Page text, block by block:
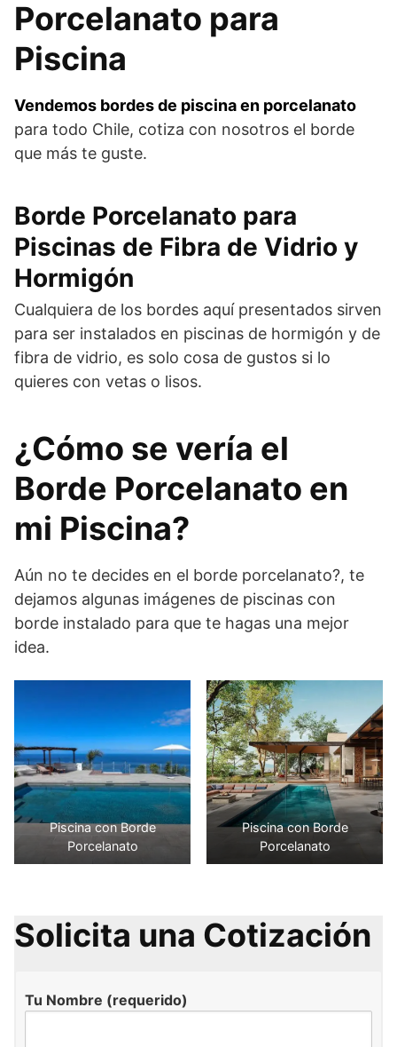
Porcelanato para
Piscina
Vendemos bordes de piscina en porcelanato
para todo Chile, cotiza con nosotros el borde
que más te guste.
Borde Porcelanato para
Piscinas de Fibra de Vidrio y
Hormigón
Cualquiera de los bordes aquí presentados sirven
para ser instalados en piscinas de hormigón y de
fibra de vidrio, es solo cosa de gustos si lo
quieres con vetas o lisos.
¿Cómo se vería el
Borde Porcelanato en
mi Piscina?
Aún no te decides en el borde porcelanato?, te
dejamos algunas imágenes de piscinas con
borde instalado para que te hagas una mejor
idea.
Piscina con Borde
Porcelanato
Piscina con Borde
Porcelanato
Solicita una Cotización
Tu Nombre (requerido)